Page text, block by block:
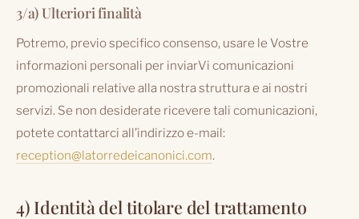
3/a) Ulteriori finalità
Potremo, previo specifico consenso, usare le Vostre
informazioni personali per inviarVi comunicazioni
promozionali relative alla nostra struttura e ai nostri
servizi. Se non desiderate ricevere tali comunicazioni,
potete contattarci all’indirizzo e-mail:
reception@latorredeicanonici.com.
4) Identità del titolare del trattamento